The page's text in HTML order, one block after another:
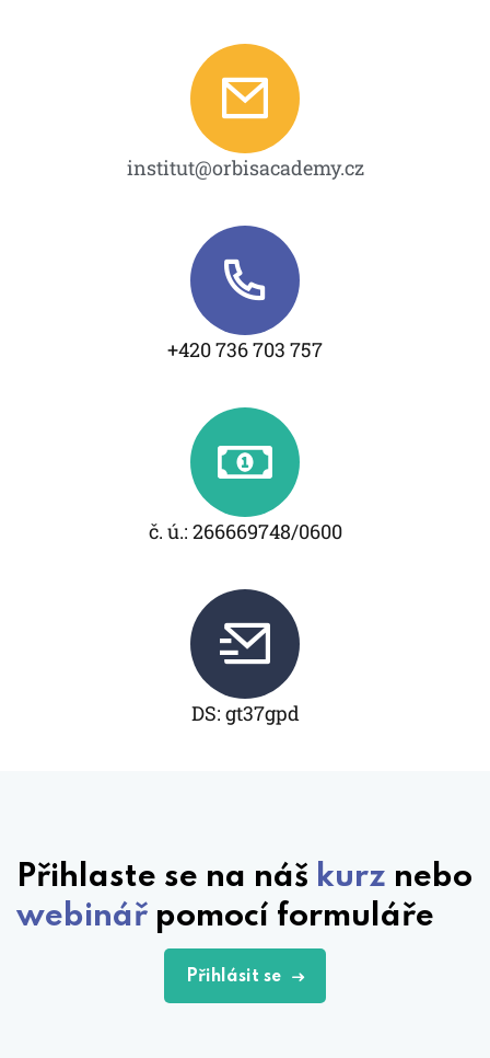
institut@orbisacademy.cz
+420 736 703 757
č. ú.: 266669748/0600
DS: gt37gpd
Přihlaste se na náš kurz nebo
webinář pomocí formuláře
Přihlásit se